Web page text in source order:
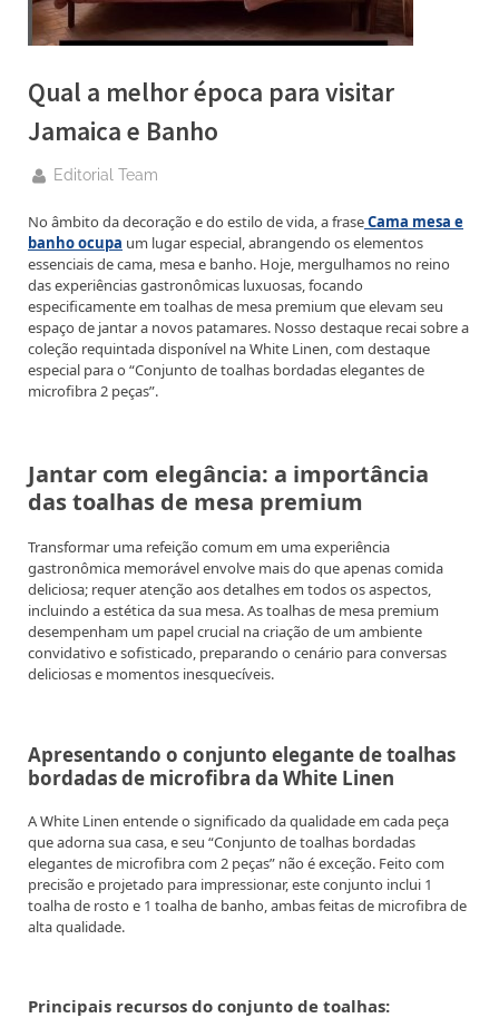
.
o
H
i
g
h
D
A
A
G
e
s
t
B
g
s
P
o
s
t
g
Qual a melhor época para visitar
Jamaica e Banho
By
Editorial Team
No âmbito da decoração e do estilo de vida, a fraseCama mesa e
banho ocupa um lugar especial, abrangendo os elementos
essenciais de cama, mesa e banho. Hoje, mergulhamos no reino
das experiências gastronômicas luxuosas, focando
especificamente em toalhas de mesa premium que elevam seu
espaço de jantar a novos patamares. Nosso destaque recai sobre a
coleção requintada disponível na White Linen, com destaque
especial para o “Conjunto de toalhas bordadas elegantes de
microfibra 2 peças”.
Jantar com elegância: a importância
das toalhas de mesa premium
Transformar uma refeição comum em uma experiência
gastronômica memorável envolve mais do que apenas comida
deliciosa; requer atenção aos detalhes em todos os aspectos,
incluindo a estética da sua mesa. As toalhas de mesa premium
desempenham um papel crucial na criação de um ambiente
convidativo e sofisticado, preparando o cenário para conversas
deliciosas e momentos inesquecíveis.
Apresentando o conjunto elegante de toalhas
bordadas de microfibra da White Linen
A White Linen entende o significado da qualidade em cada peça
que adorna sua casa, e seu “Conjunto de toalhas bordadas
elegantes de microfibra com 2 peças” não é exceção. Feito com
precisão e projetado para impressionar, este conjunto inclui 1
toalha de rosto e 1 toalha de banho, ambas feitas de microfibra de
alta qualidade.
Principais recursos do conjunto de toalhas: